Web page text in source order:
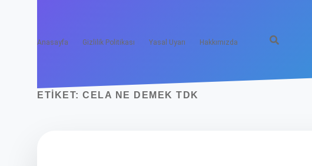
Anasayfa Gizlilik Politikası Yasal Uyarı Hakkımızda
ETIKET: CELA NE DEMEK TDK